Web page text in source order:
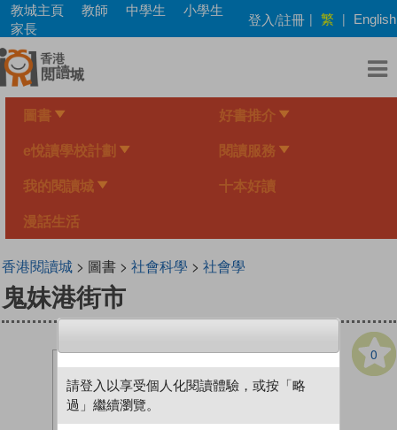
Skip
main
content
教城主頁 教師 中學生
小學生
家長
登入/註冊 | 繁 | English
圖書 好書推介
e悅讀學校計劃 閱讀服務
我的閱讀城 十本好讀
漫話生活
香港閱讀城> 圖書 > 社會科學 > 社會學
鬼妹港街市
0
請登入以享受個人化閱讀體驗，或按「略
過」繼續瀏覽。